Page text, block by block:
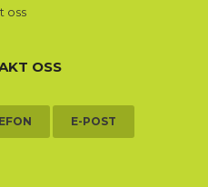
oss
OSS
E-POST